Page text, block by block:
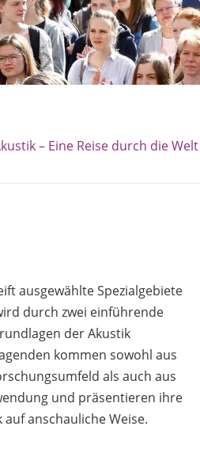
– Eine Reise durch die
ausgewählte Spezialgebiete
durch zwei einführende
der Akustik
kommen sowohl aus
als auch aus
und präsentieren ihre
anschauliche Weise.